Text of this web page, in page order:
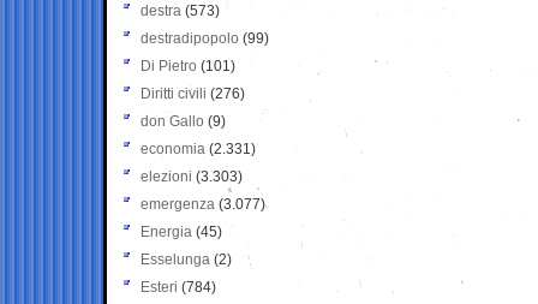
destra (573)
destradipopolo (99)
Di Pietro (101)
Diritti civili (276)
don Gallo (9)
economia (2.331)
elezioni (3.303)
emergenza (3.077)
Energia (45)
Esselunga (2)
Esteri (784)